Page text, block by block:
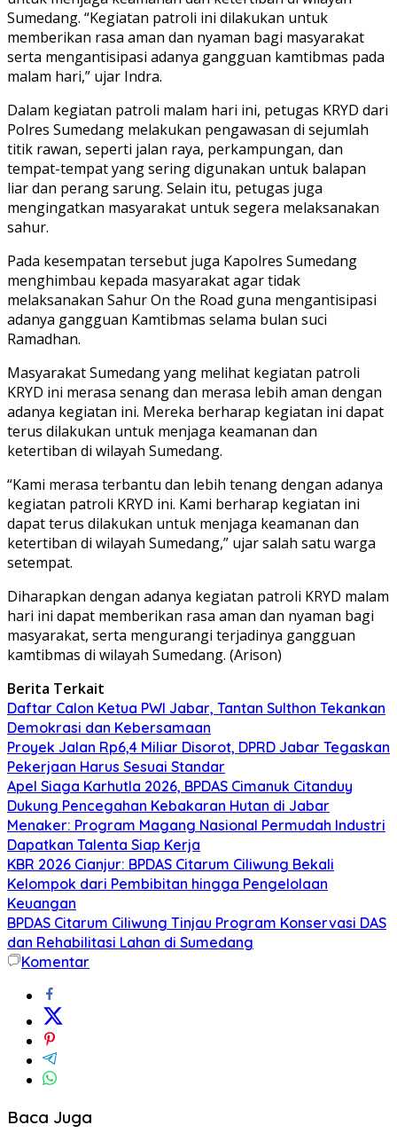
Sumedang. “Kegiatan patroli ini dilakukan untuk
memberikan rasa aman dan nyaman bagi masyarakat
serta mengantisipasi adanya gangguan kamtibmas pada
malam hari,” ujar Indra.
Dalam kegiatan patroli malam hari ini, petugas KRYD dari
Polres Sumedang melakukan pengawasan di sejumlah
titik rawan, seperti jalan raya, perkampungan, dan
tempat-tempat yang sering digunakan untuk balapan
liar dan perang sarung. Selain itu, petugas juga
mengingatkan masyarakat untuk segera melaksanakan
sahur.
Pada kesempatan tersebut juga Kapolres Sumedang
menghimbau kepada masyarakat agar tidak
melaksanakan Sahur On the Road guna mengantisipasi
adanya gangguan Kamtibmas selama bulan suci
Ramadhan.
Masyarakat Sumedang yang melihat kegiatan patroli
KRYD ini merasa senang dan merasa lebih aman dengan
adanya kegiatan ini. Mereka berharap kegiatan ini dapat
terus dilakukan untuk menjaga keamanan dan
ketertiban di wilayah Sumedang.
“Kami merasa terbantu dan lebih tenang dengan adanya
kegiatan patroli KRYD ini. Kami berharap kegiatan ini
dapat terus dilakukan untuk menjaga keamanan dan
ketertiban di wilayah Sumedang,” ujar salah satu warga
setempat.
Diharapkan dengan adanya kegiatan patroli KRYD malam
hari ini dapat memberikan rasa aman dan nyaman bagi
masyarakat, serta mengurangi terjadinya gangguan
kamtibmas di wilayah Sumedang. (Arison)
Berita Terkait
Daftar Calon Ketua PWI Jabar, Tantan Sulthon Tekankan
Demokrasi dan Kebersamaan
Proyek Jalan Rp6,4 Miliar Disorot, DPRD Jabar Tegaskan
Pekerjaan Harus Sesuai Standar
Apel Siaga Karhutla 2026, BPDAS Cimanuk Citanduy
Dukung Pencegahan Kebakaran Hutan di Jabar
Menaker: Program Magang Nasional Permudah Industri
Dapatkan Talenta Siap Kerja
KBR 2026 Cianjur: BPDAS Citarum Ciliwung Bekali
Kelompok dari Pembibitan hingga Pengelolaan
Keuangan
BPDAS Citarum Ciliwung Tinjau Program Konservasi DAS
dan Rehabilitasi Lahan di Sumedang
Komentar
Baca Juga